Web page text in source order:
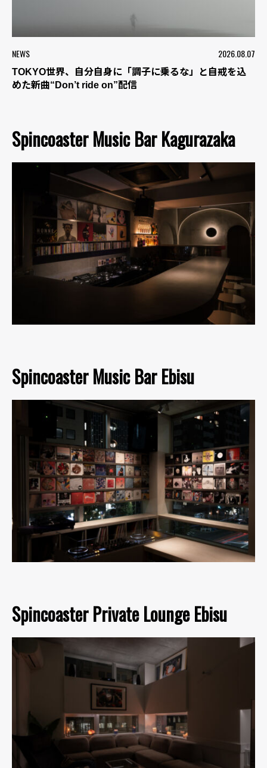
NEWS 2026.08.07
TOKYO世界、自分自身に「調子に乗るな」と自戒を込
めた新曲“Don’t ride on”配信
Spincoaster Music Bar Kagurazaka
Spincoaster Music Bar Ebisu
Spincoaster Private Lounge Ebisu